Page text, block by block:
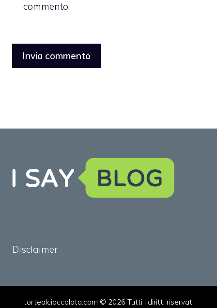
commento.
Disclaimer
tortealcioccolato.com © 2026 Tutti i diritti riservati